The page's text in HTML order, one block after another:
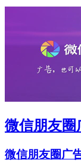
微信朋友圈
微信朋友圈广